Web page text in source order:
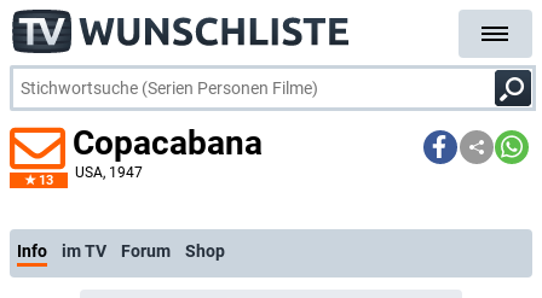
13
Copacabana
USA, 1947
Info im TV Forum Shop